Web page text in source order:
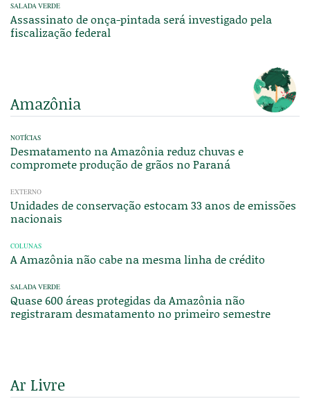
SALADA VERDE
Assassinato de onça-pintada será investigado pela
fiscalização federal
Amazônia
NOTÍCIAS
Desmatamento na Amazônia reduz chuvas e
compromete produção de grãos no Paraná
EXTERNO
Unidades de conservação estocam 33 anos de emissões
nacionais
COLUNAS
A Amazônia não cabe na mesma linha de crédito
SALADA VERDE
Quase 600 áreas protegidas da Amazônia não
registraram desmatamento no primeiro semestre
Ar Livre